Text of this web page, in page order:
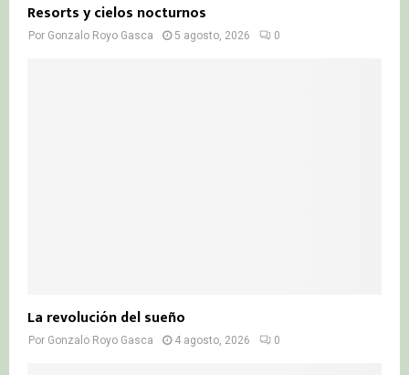
Resorts y cielos nocturnos
Por Gonzalo Royo Gasca 5 agosto, 2026 0
La revolución del sueño
Por Gonzalo Royo Gasca 4 agosto, 2026 0